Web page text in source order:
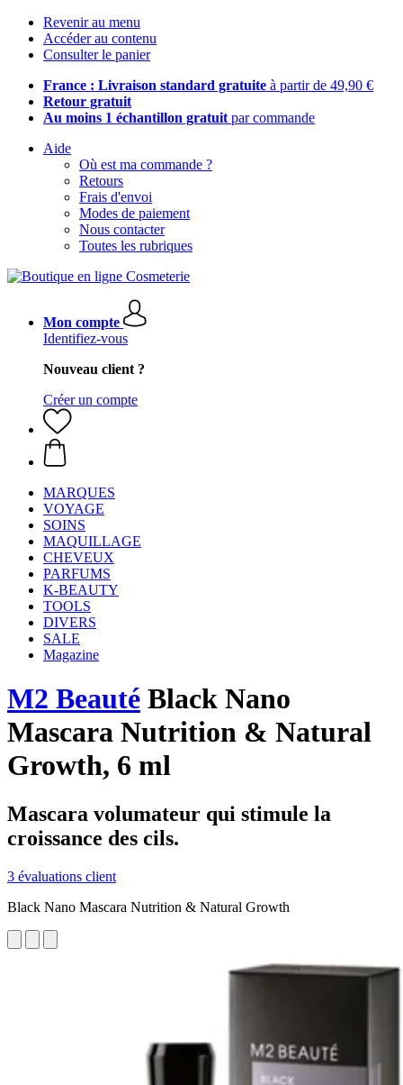
Revenir au menu
Accéder au contenu
Consulter le panier
France : Livraison standard gratuite à partir de 49,90 €
Retour gratuit
Au moins 1 échantillon gratuit par commande
Aide
Où est ma commande ?
Retours
Frais d'envoi
Modes de paiement
Nous contacter
Toutes les rubriques
Mon compte
Identifiez-vous
Nouveau client ?
Créer un compte
MARQUES
VOYAGE
SOINS
MAQUILLAGE
CHEVEUX
PARFUMS
K-BEAUTY
TOOLS
DIVERS
SALE
Magazine
M2 Beauté Black Nano
Mascara Nutrition & Natural
Growth, 6 ml
Mascara volumateur qui stimule la
croissance des cils.
3 évaluations client
Black Nano Mascara Nutrition & Natural Growth